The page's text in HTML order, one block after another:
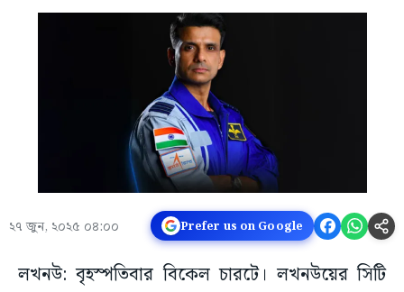
২৭ জুন, ২০২৫ ০৪:০০ Prefer us on Google
লখনউ: বৃহস্পতিবার বিকেল চারটে। লখনউয়ের সিটি